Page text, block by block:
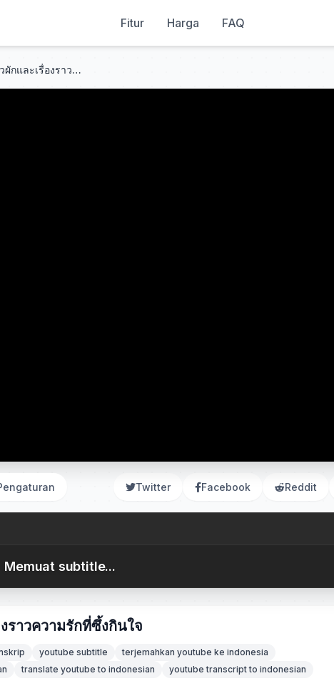
Fitur Harga FAQ
คุณหนูถูกบังคับให้แต่งงานกับผัวผักและเรื่องราวความรักที่ซึ้งกินใจ
Twitter Facebook Reddit
Memuat subtitle...
าวความรักที่ซึ้งกินใจ
youtube subtitle
terjemahkan youtube ke indonesia
translate youtube to indonesian
youtube transcript to indonesian